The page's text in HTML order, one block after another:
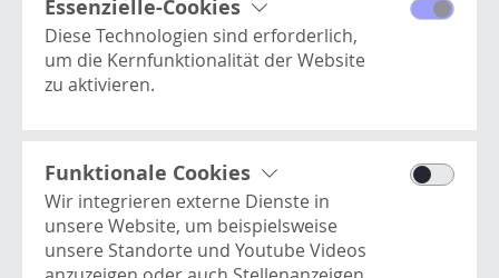
VOLVO FINANZIERUNGSAKTION
Essenzielle-Cookies
Diese Technologien sind erforderlich,
um die Kernfunktionalität der Website
zu aktivieren.
Dieses Cookie enthält
Basisinformationen zur Benutzer-
Session und ist essentiell für die
Website.
Funktionale Cookies
Wir integrieren externe Dienste in
unsere Website, um beispielsweise
unsere Standorte und Youtube Videos